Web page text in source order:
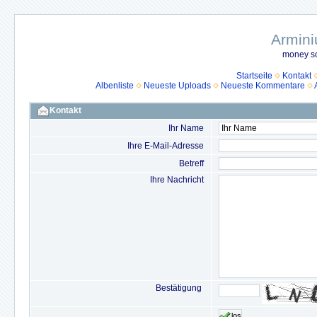
money
Startseite
Kontakt
Albenliste
Neueste Uploads Neueste Kommentare
Kontakt
Ihr Name
Ihre E-Mail-Adresse
Betreff
Ihre Nachricht
Bestätigung